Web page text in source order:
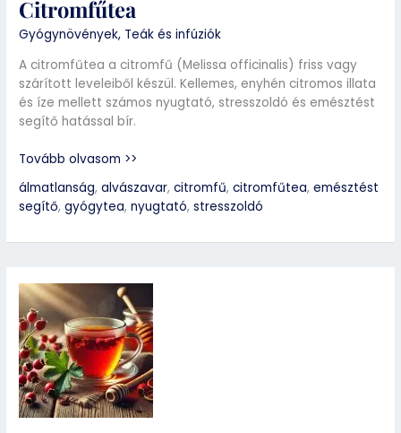
Citromfűtea
Gyógynövények, Teák és infúziók
A citromfűtea a citromfű (Melissa officinalis) friss vagy
szárított leveleiből készül. Kellemes, enyhén citromos illata
és íze mellett számos nyugtató, stresszoldó és emésztést
segítő hatással bír.
Tovább olvasom >>
álmatlanság,alvászavar,citromfű,citromfűtea,emésztést
segítő,gyógytea,nyugtató,stresszoldó
Galagonyatea